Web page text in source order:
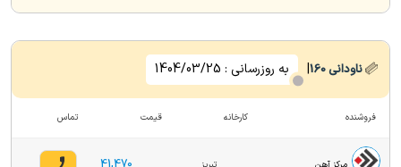
ناودانی160
| به روزرسانی : 1404/03/25
فروشنده کارخانه قیمت تماس
مرکز آهن تبریز